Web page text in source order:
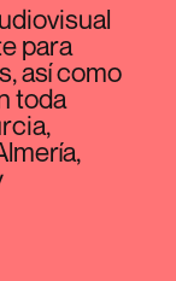
para
así como
toda